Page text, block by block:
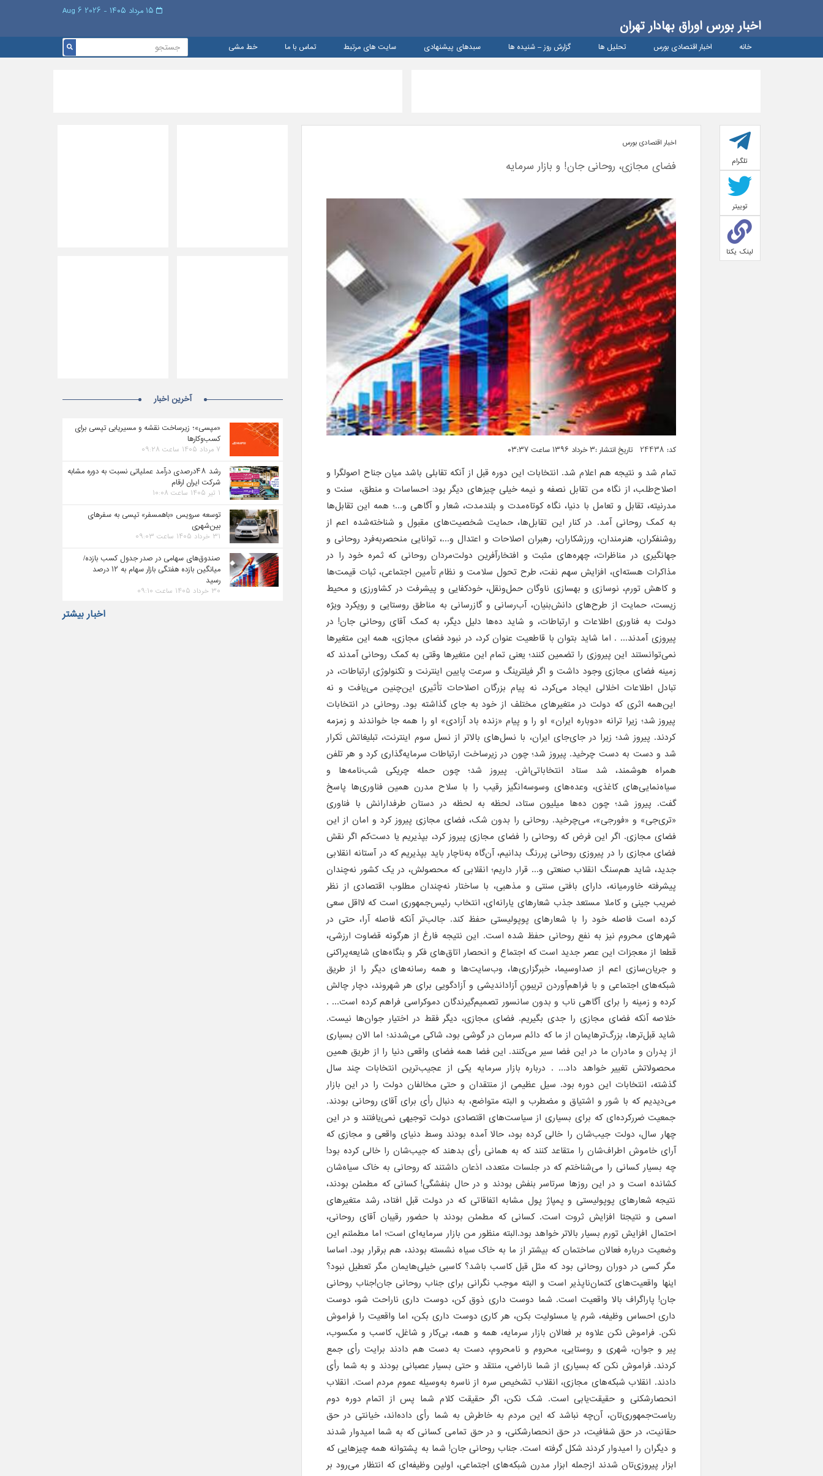
اخبار بورس اوراق بهادار تهران
خانه اخبار اقتصادی بورس تحلیل ها گزارش روز – شنيده ها سبدهای پیشنهادی سایت های مرتبط تماس با ما خط مشی
تلگرام
توییتر
لینک یکتا
اخبار اقتصادی بورس
فضای مجازی، روحانی جان! و بازار سرمایه
کد: 24438 تاریخ انتشار :۳ خرداد ۱۳۹۶ ساعت ۰۳:۳۷
تمام شد و نتیجه هم اعلام شد. انتخابات این دوره قبل از آنکه تقابلی باشد میان جناح اصولگرا و
اصلاح‌طلب، از نگاه من تقابل نصفه و نیمه خیلی چیزهای دیگر بود: احساسات و منطق، سنت و
مدرنیته، تقابل و تعامل با دنیا، نگاه کوتاه‌مدت و بلندمدت، شعار و آگاهی و...؛ همه این تقابل‌ها
به کمک روحانی آمد. در کنار این تقابل‌ها، حمایت شخصیت‌های مقبول و شناخته‌شده اعم از
روشنفکران، هنرمندان، ورزشکاران، رهبران اصلاحات و اعتدال و...، توانایی منحصربه‌فرد روحانی و
جهانگیری در مناظرات، چهره‌های مثبت و افتخارآفرین دولت‌مردان روحانی که ثمره خود را در
مذاکرات هسته‌ای، افزایش سهم نفت، طرح تحول سلامت و نظام تأمین اجتماعی، ثبات قیمت‌ها
و کاهش تورم، نوسازی و بهسازی ناوگان حمل‌ونقل، خودکفایی و پیشرفت در کشاورزی و محیط
زیست، حمایت از طرح‌های دانش‌بنیان، آب‌رسانی و گازرسانی به مناطق روستایی و رویکرد ویژه‌
دولت به فناوری اطلاعات و ارتباطات، و شاید ده‌ها دلیل دیگر، به کمک آقای روحانی جان! در
پیروزی آمدند... . اما شاید بتوان با قاطعیت عنوان کرد، در نبود فضای مجازی، همه این متغیرها
نمی‌توانستند این پیروزی را تضمین کنند؛ یعنی تمام این متغیرها وقتی به کمک روحانی آمدند که
زمینه فضای مجازی وجود داشت و اگر فیلترینگ و سرعت پایین اینترنت و تکنولوژی ارتباطات، در
تبادل اطلاعات اخلالی ایجاد می‌کرد، نه پیام بزرگان اصلاحات تأثیری این‌چنین می‌یافت و نه
این‌همه اثری که دولت در متغیرهای مختلف از خود به جای گذاشته بود. روحانی در انتخابات
پیروز شد؛ زیرا ترانه «دوباره ایران‌» او را و پیام «زنده باد آزادی» او را همه جا خواندند و زمزمه
کردند. پیروز شد؛ زیرا در جای‌جای ایران، با نسل‌های بالاتر از نسل سوم اینترنت، تبلیغاتش تَکرار
شد و دست به دست چرخید. پیروز شد؛ چون در زیرساخت ارتباطات سرمایه‌گذاری کرد و هر تلفن
همراه هوشمند، شد ستاد انتخاباتی‌اش. پیروز شد؛ چون حمله چریکی شب‌نامه‌ها و
سیاه‌نمایی‌های کاغذی، وعده‌های وسوسه‌انگیز رقیب را با سلاح مدرن همین فناوری‌ها پاسخ
گفت. پیروز شد؛ چون ده‌ها میلیون ستاد، لحظه به لحظه در دستان طرفدارانش با فناوری
«تری‌جی» و «فورجی»، می‌چرخید. روحانی را بدون شک، فضای مجازی پیروز کرد و امان از این
فضای مجازی. اگر این فرض که روحانی را فضای مجازی پیروز کرد، بپذیریم یا دست‌کم اگر نقش
فضای مجازی را در پیروزی روحانی پررنگ بدانیم، آن‌گاه به‌ناچار باید بپذیریم که در آستانه انقلابی
جدید، شاید هم‌سنگ انقلاب صنعتی و... قرار داریم؛ انقلابی که محصولش، در یک کشور نه‌چندان
پیشرفته خاورمیانه، دارای بافتی سنتی و مذهبی، با ساختار نه‌چندان مطلوب اقتصادی از نظر
ضریب جینی و کاملا مستعد جذب شعارهای یارانه‌ای، انتخاب رئیس‌جمهوری است که لااقل سعی
کرده است فاصله خود را با شعارهای پوپولیستی حفظ کند. جالب‌تر آنکه فاصله آرا، حتی در
شهرهای محروم نیز به نفع روحانی حفظ شده است. این نتیجه فارغ از هر‌گونه قضاوت ارزشی،
قطعا از معجزات این عصر جدید است که اجتماع و انحصار اتاق‌های فکر و بنگاه‌های شایعه‌پراکنی
و جریان‌سازی اعم از صداوسیما، خبرگزاری‌ها، وب‌سایت‌ها و همه رسانه‌های دیگر را از طریق
شبکه‌های اجتماعی و با فراهم‌آوردن تریبونِ آزاداندیشی و آزادگویی برای هر شهروند، دچار چالش
کرده و زمینه را برای آگاهی ناب و بدون سانسور تصمیم‌گیرندگان دموکراسی فراهم کرده است... .
خلاصه آنکه فضای مجازی را جدی بگیریم. فضای مجازی، دیگر فقط در اختیار جوان‌ها نیست.
شاید قبل‌ترها، بزرگ‌ترهایمان از ما که دائم سرمان در گوشی بود، شاکی می‌شدند؛ اما الان بسیاری
از پدران و مادران ما در این فضا سیر می‌کنند. این فضا همه فضای واقعی دنیا را از طریق همین
محصولاتش تغییر خواهد داد... . درباره بازار سرمایه یکی از عجیب‌ترین انتخابات چند سال
گذشته، انتخابات این دوره بود. سیل عظیمی از منتقدان و حتی مخالفان دولت را در این بازار
می‌دیدیم که با شور و اشتیاق و مضطرب و البته متواضع، به دنبال رأی برای آقای روحانی بودند.
جمعیت ضررکرده‌ای که برای بسیاری از سیاست‌های اقتصادی دولت توجیهی نمی‌یافتند و در این
چهار سال، دولت جیب‌شان را خالی کرده بود، حالا آمده بودند وسط دنیای واقعی و مجازی که
آرای خاموش اطراف‌شان را متقاعد کنند که به همانی رأی بدهند که جیب‌شان را خالی کرده بود!
چه بسیار کسانی را می‌شناختم که در جلسات متعدد، اذعان داشتند که روحانی به خاک سیاه‌شان
کشانده است و در این روزها سرتاسر بنفش بودند و در حال بنفشگی! کسانی که مطمئن بودند،
نتیجه شعارهای پوپولیستی و پمپاژ پول مشابه اتفاقاتی که در دولت قبل افتاد، رشد متغیرهای
اسمی و نتیجتا افزایش ثروت است. کسانی که مطمئن بودند با حضور رقیبان آقای روحانی،
احتمال افزایش تورم بسیار بالاتر خواهد بود.البته منظور من بازار سرمایه‌ای است؛ اما مطمئنم این
وضعیت درباره فعالان ساختمان که بیشتر از ما به خاک سیاه نشسته بودند، هم برقرار بود. اساسا
مگر کسی در دوران روحانی بود که مثل قبل کاسب باشد؟ کاسبی خیلی‌هایمان مگر تعطیل نبود؟
اینها واقعیت‌های کتمان‌ناپذیر است و البته موجب نگرانی برای جناب روحانی جان!جناب روحانی
جان! پاراگراف بالا واقعیت است. شما دوست داری ذوق کن، دوست داری ناراحت شو، دوست
داری احساس وظیفه، شرم یا مسئولیت بکن، هر کاری دوست داری بکن، اما واقعیت را فراموش
نکن. فراموش نکن علاوه بر فعالان بازار سرمایه، همه و همه، بی‌کار و شاغل، کاسب و مکسوب،
پیر و جوان، شهری و روستایی، محروم و نامحروم، دست به دست هم دادند برایت رأی جمع
کردند. فراموش نکن که بسیاری از شما ناراضی، منتقد و حتی بسیار عصبانی بودند و به شما رأی
دادند. انقلاب شبکه‌های مجازی، انقلاب تشخیص سره از ناسره به‌وسیله عموم مردم است. انقلاب
انحصارشکنی و حقیقت‌یابی است. شک نکن، اگر حقیقت کلام شما پس از اتمام دوره دوم
ریاست‌جمهوری‌تان، آن‌چه نباشد که این مردم به خاطرش به شما رأی داده‌اند، خیانتی در حق
حقانیت، در حق شفافیت، در حق انحصارشکنی، و در حق تمامی کسانی که به شما امیدوار شدند
و دیگران را امیدوار کردند شکل گرفته است. جناب روحانی جان! شما به پشتوانه همه چیزهایی که
ابزار پیروزی‌تان شدند ازجمله ابزار مدرن شبکه‌های اجتماعی، اولین وظیفه‌ای که انتظار می‌رود بر
آخرین اخبار
«مپسی»؛ زیرساخت نقشه و مسیریابی تپسی برای
کسب‌وکارها
۷ مرداد ۱۴۰۵ ساعت ۰۹:۲۸
رشد ۴۸درصدی درآمد عملیاتی نسبت به دوره مشابه
شرکت ایران ارقام
۱ تیر ۱۴۰۵ ساعت ۱۰:۰۸
توسعه سرویس «باهمسفر» تپسی به سفرهای
بین‌شهری
۳۱ خرداد ۱۴۰۵ ساعت ۰۹:۰۳
صندوق‌های سهامی در صدر جدول کسب بازده/
میانگین بازده هفتگی بازار سهام به ۱۲ درصد
رسید
۳۰ خرداد ۱۴۰۵ ساعت ۰۹:۱۰
اخبار بیشتر